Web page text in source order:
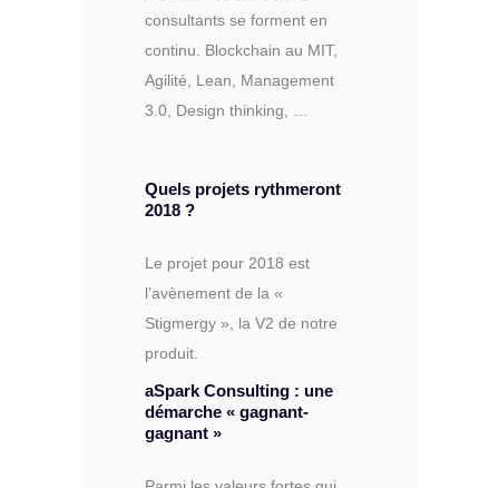
consultants se forment en
continu. Blockchain au MIT,
Agilité, Lean, Management
3.0, Design thinking, …
Quels projets rythmeront
2018 ?
Le projet pour 2018 est
l’avènement de la «
Stigmergy », la V2 de notre
produit.
aSpark Consulting : une
démarche « gagnant-
gagnant »